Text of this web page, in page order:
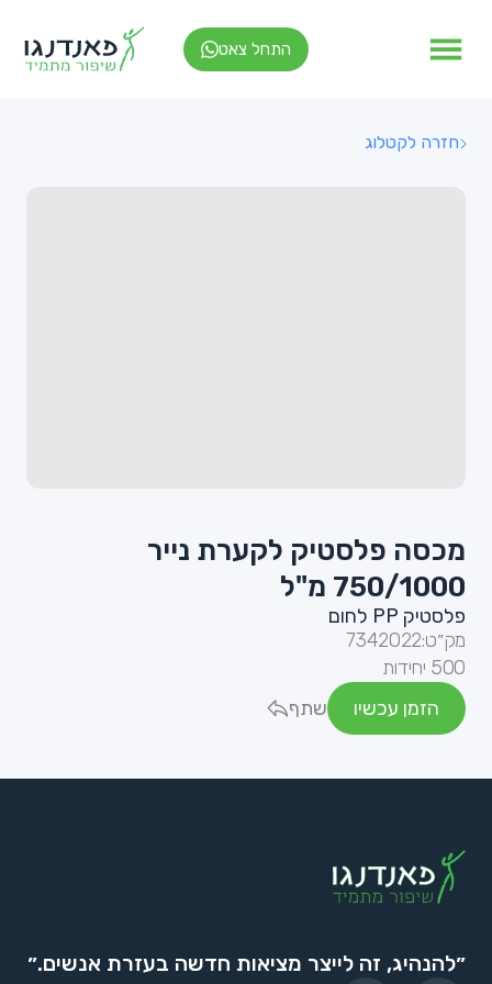
התחל צאט
חזרה לקטלוג
מכסה פלסטיק לקערת נייר
750/1000 מ"ל
פלסטיק PP לחום
מק״ט:7342022
500 יחידות
הזמן עכשיו
שתף
״להנהיג, זה לייצר מציאות חדשה בעזרת אנשים.״